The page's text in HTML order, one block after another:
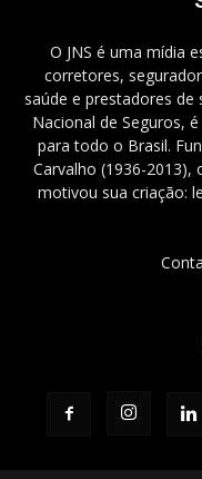
O JNS é uma mídia
corretores,
saúde e prestadores de
Nacional de Seguros,
para todo o Brasil.
Carvalho (1936-
motivou sua criação: